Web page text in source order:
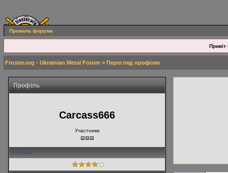
Правила форума
Привіт
Froster.org - Ukrainian Metal Forum > Перегляд профілю
Профіль
Carcass666
Участники
Рейтинг